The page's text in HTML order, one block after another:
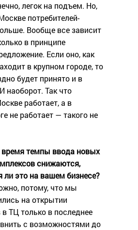
легок на подъем. Но,
потребителей-
Вообще все зависит
в принципе
Если оно, как
в крупном городе, то
будет принято и в
наоборот. Так что
работает, а в
не работает — такого не
время темпы ввода новых
снижаются,
ли это на вашем бизнесе?
потому, что мы
на открытии
в ТЦ только в последнее
с возможностями до